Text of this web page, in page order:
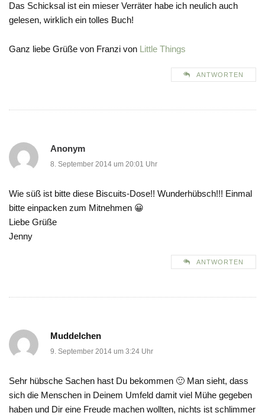
Das Schicksal ist ein mieser Verräter habe ich neulich auch
gelesen, wirklich ein tolles Buch!
Ganz liebe Grüße von Franzi von Little Things
ANTWORTEN
Anonym
8. September 2014 um 20:01 Uhr
Wie süß ist bitte diese Biscuits-Dose!! Wunderhübsch!!! Einmal
bitte einpacken zum Mitnehmen 😀
Liebe Grüße
Jenny
ANTWORTEN
Muddelchen
9. September 2014 um 3:24 Uhr
Sehr hübsche Sachen hast Du bekommen 🙂 Man sieht, dass
sich die Menschen in Deinem Umfeld damit viel Mühe gegeben
haben und Dir eine Freude machen wollten, nichts ist schlimmer